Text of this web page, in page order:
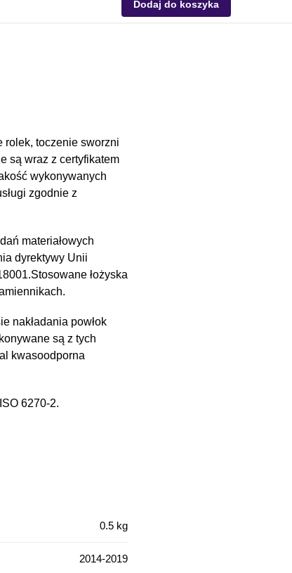
Dodaj do koszyka
rolek, toczenie sworzni
są wraz z certyfikatem
wykonywanych
zgodnie z
materiałowych
dyrektywy Unii
łożyska
nakładania powłok
są z tych
kwasoodporna
6270-2.
0.5 kg
2014-2019